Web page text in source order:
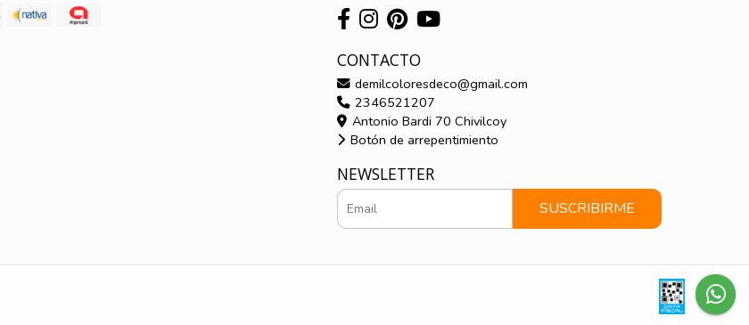
CONTACTO
demilcoloresdeco@gmail.com
2346521207
Antonio Bardi 70 Chivilcoy
Botón de arrepentimiento
NEWSLETTER
SUSCRIBIRME